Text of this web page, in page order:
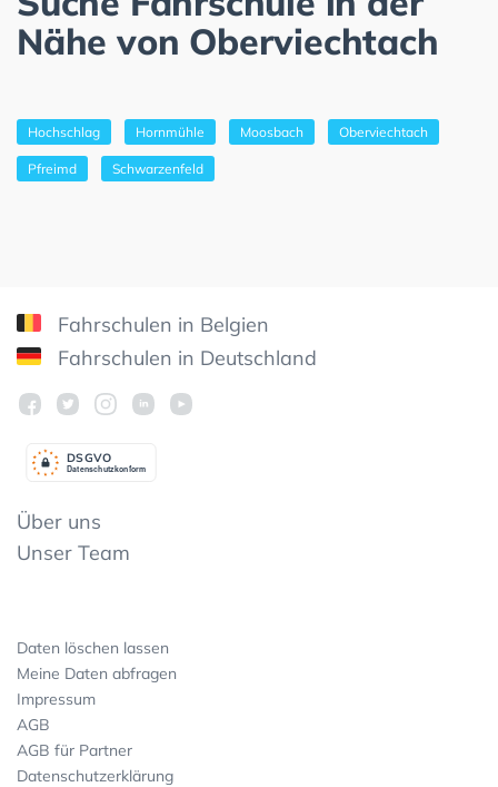
Nähe von Oberviechtach
Hochschlag Hornmühle Moosbach Oberviechtach
Pfreimd Schwarzenfeld
Fahrschulen in Belgien
Fahrschulen in Deutschland
Datenschutzkonform
DSGVO
Über uns
Unser Team
Daten löschen lassen
Meine Daten abfragen
Impressum
AGB
AGB für Partner
Datenschutzerklärung